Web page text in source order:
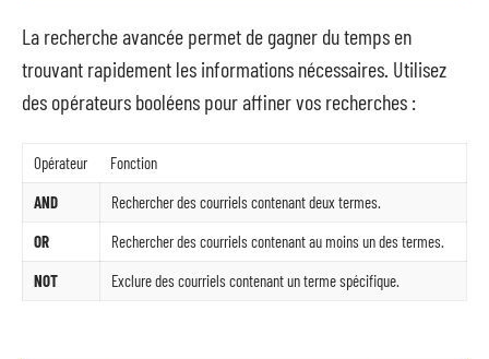
La recherche avancée permet de gagner du temps en
trouvant rapidement les informations nécessaires. Utilisez
des opérateurs booléens pour affiner vos recherches :
Opérateur
Fonction
AND
Rechercher des courriels contenant deux termes.
OR
Rechercher des courriels contenant au moins un des termes.
NOT
Exclure des courriels contenant un terme spécifique.